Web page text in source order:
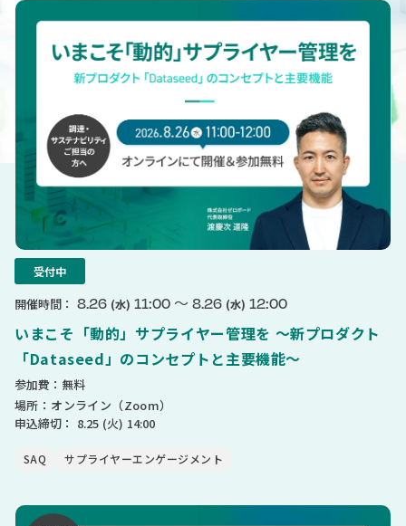
受付中
開催時間： 8.26 (水) 11:00 〜 8.26 (水) 12:00
いまこそ「動的」サプライヤー管理を 〜新プロダクト
「Dataseed」のコンセプトと主要機能〜
参加費：無料
場所：オンライン（Zoom）
申込締切： 8.25 (火) 14:00
SAQ サプライヤーエンゲージメント